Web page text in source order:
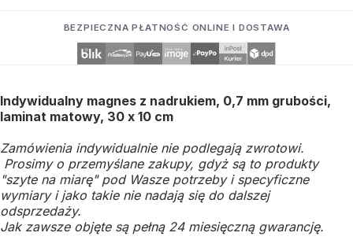
BEZPIECZNA PŁATNOŚĆ ONLINE I DOSTAWA
Indywidualny magnes z nadrukiem, 0,7 mm grubości,
laminat matowy, 30 x 10 cm
Zamówienia indywidualnie nie podlegają zwrotowi.
Prosimy o przemyślane zakupy, gdyż są to produkty
"szyte na miarę" pod Wasze potrzeby i specyficzne
wymiary i jako takie nie nadają się do dalszej
odsprzedaży.
Jak zawsze objęte są pełną 24 miesięczną gwarancję.